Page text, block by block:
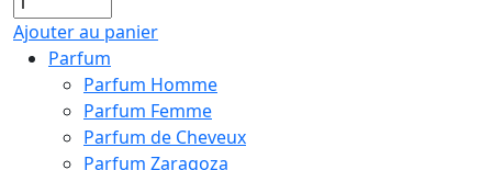
Ajouter au panier
Parfum
Parfum Homme
Parfum Femme
Parfum de Cheveux
Parfum Zaragoza